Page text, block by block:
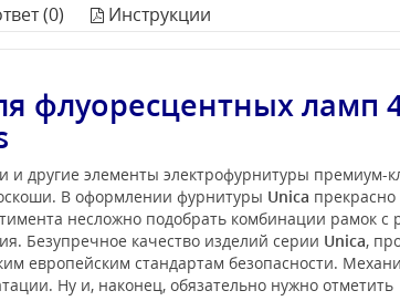
(0) Инструкции
флуоресцентных ламп
другие элементы электрофурнитуры премиум-
В оформлении фурнитуры Unica
несложно подобрать комбинации рамок с
Безупречное качество изделий серии Unica,
европейским стандартам безопасности.
Ну и, наконец, обязательно нужно отметить